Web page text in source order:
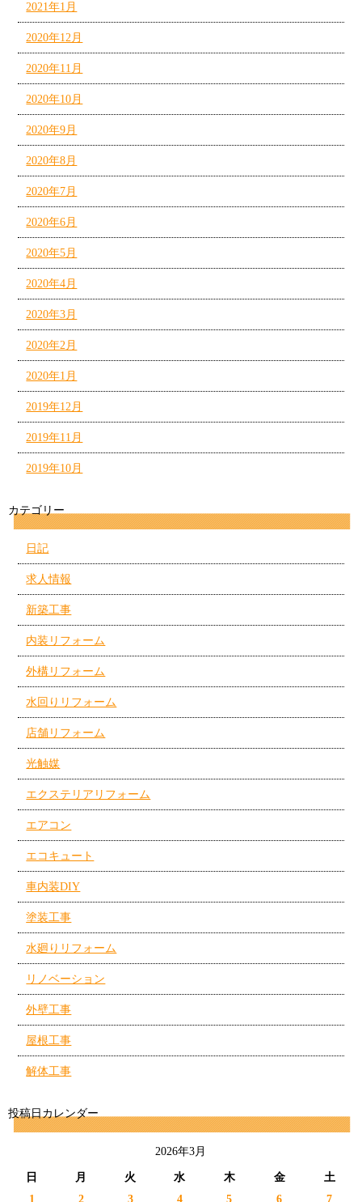
2021年1月
2020年12月
2020年11月
2020年10月
2020年9月
2020年8月
2020年7月
2020年6月
2020年5月
2020年4月
2020年3月
2020年2月
2020年1月
2019年12月
2019年11月
2019年10月
カテゴリー
日記
求人情報
新築工事
内装リフォーム
外構リフォーム
水回りリフォーム
店舗リフォーム
光触媒
エクステリアリフォーム
エアコン
エコキュート
車内装DIY
塗装工事
水廻りリフォーム
リノベーション
外壁工事
屋根工事
解体工事
投稿日カレンダー
2026年3月
日 月 火 水 木 金
土
1
2 3 4 5 6 7